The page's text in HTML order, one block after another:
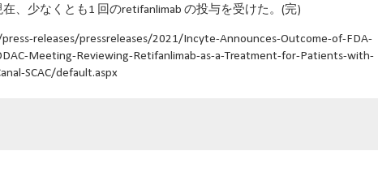
、少なくとも1 回のretifanlimab の投与を受けた。(完)
releases/pressreleases/2021/Incyte-Announces-Outcome-of-FDA-
Meeting-Reviewing-Retifanlimab-as-a-Treatment-for-Patients-with-
SCAC/default.aspx